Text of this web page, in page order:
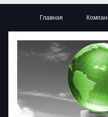
Главная